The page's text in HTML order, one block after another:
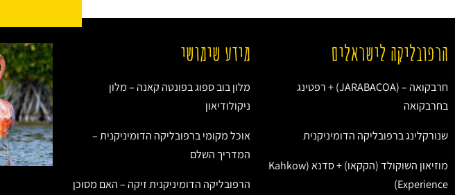
הרפובליקה לישראלים
חרבקואה – (JARABACOA) + רפטינג
בחרבקואה
שנורקלינג ברפובליקה הדומיניקנית
מוזיאון השוקולד (הקקאו) + סדנא (Kahkow
Experience)
מידע שימושי
מלון בוב ספוג בפונטה קאנה – מלון
ניקולודיאון
אוכל מקומי ברפובליקה הדומיניקנית –
המדריך השלם
הרפובליקה הדומיניקנית זיקה – האם מסוכן